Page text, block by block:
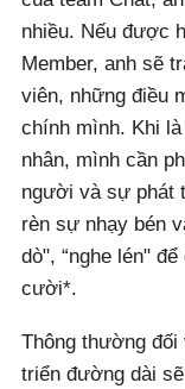
nhiều. Nếu được
Member, anh sẽ
viên, những điều
chính mình. Khi
nhân, mình cần
người và sự phát
rèn sự nhạy bén
dò", “nghe lén"
cười*.
Thông thường
triển đường dài